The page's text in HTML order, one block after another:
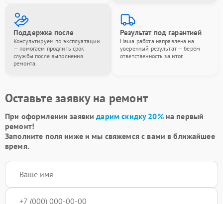
Поддержка после
Консультируем по эксплуатации
— помогаем продлить срок
службы после выполнения
ремонта.
Результат под гарантией
Наша работа направлена на
уверенный результат — берём
ответственность за итог.
Оставьте заявку на ремонт
При оформлении заявкидарим скидку 20%на первый
ремонт!
Заполните поля ниже и мы свяжемся с вами в ближайшее
время.